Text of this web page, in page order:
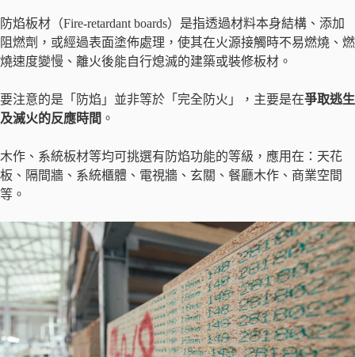
防焰板材（Fire-retardant boards）是指透過材料本身結構、添加
阻燃劑，或經過表面塗佈處理，使其在火源接觸時不易燃燒、燃
燒速度變慢、離火後能自行熄滅的建築或裝修板材。
要注意的是「防焰」並非等於「完全防火」，主要是在爭取逃生
及滅火的反應時間 。
木作、系統板材等均可挑選有防焰功能的等級，應用在：天花
板、隔間牆、系統櫃體、電視牆、玄關、餐廳木作、商業空間
等。